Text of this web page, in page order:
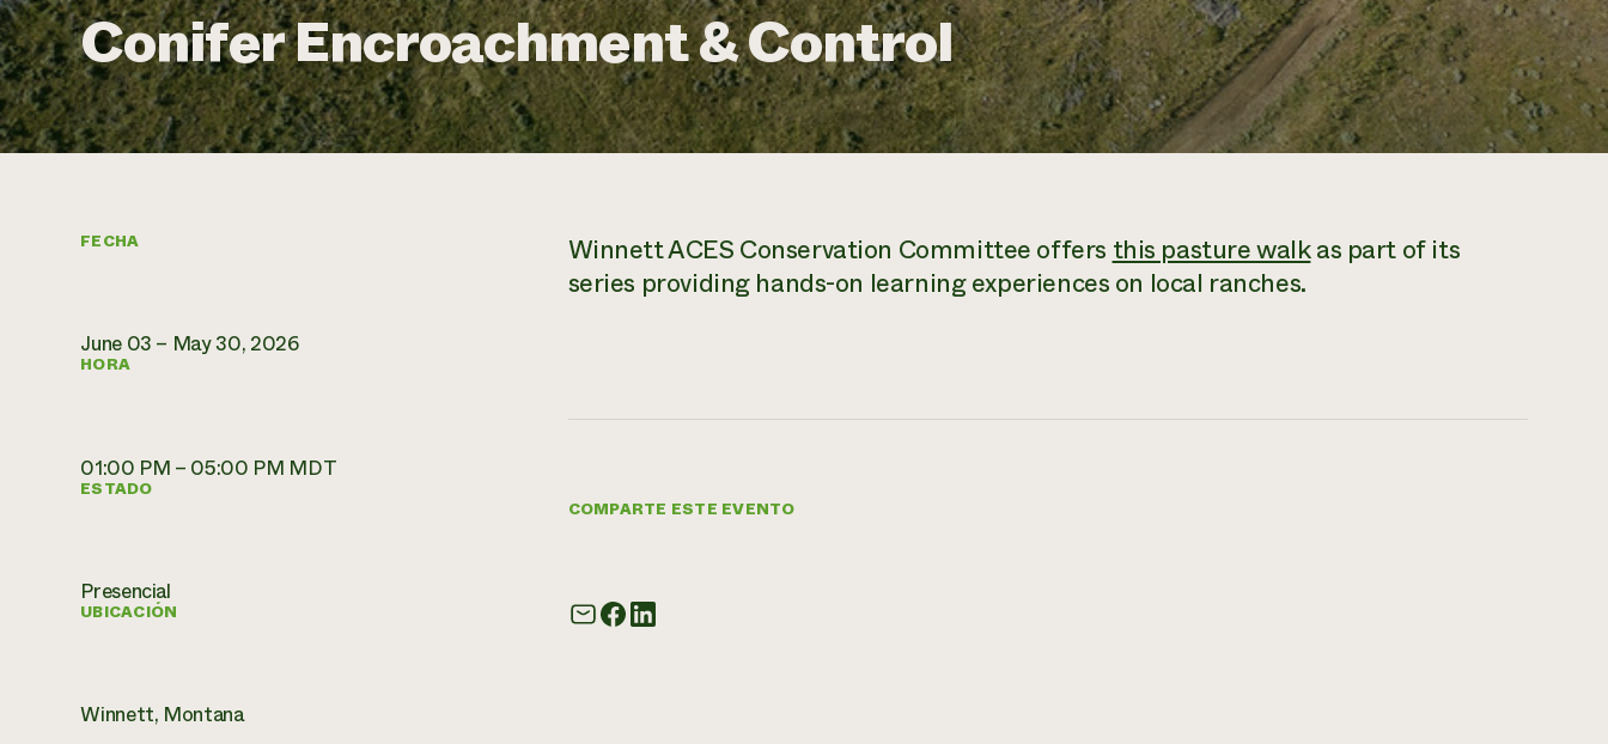
Conifer Encroachment & Control
FECHA
June 03 – May 30, 2026
HORA
01:00 PM – 05:00 PM MDT
ESTADO
Presencial
UBICACIÓN
Winnett, Montana
Winnett ACES Conservation Committee offers this pasture walkas part of its
series providing hands-on learning experiences on local ranches.
COMPARTE ESTE EVENTO